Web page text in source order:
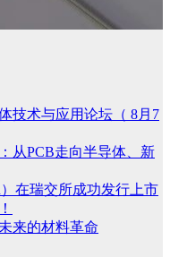
技术与应用论坛（ 8月7
从PCB走向半导体、新
在瑞交所成功发行上市
来的材料革命